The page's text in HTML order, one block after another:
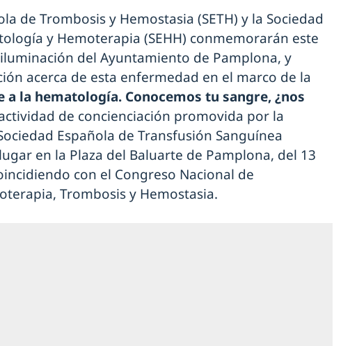
de Trombosis y Hemostasia (SETH) y la Sociedad
y Hemoterapia (SEHH) conmemorarán este
del Ayuntamiento de Pamplona, y
acerca de esta enfermedad en el marco de la
a la hematología. Conocemos tu sangre, ¿nos
de concienciación promovida por la
Española de Transfusión Sanguínea
en la Plaza del Baluarte de Pamplona, del 13
con el Congreso Nacional de
Trombosis y Hemostasia.